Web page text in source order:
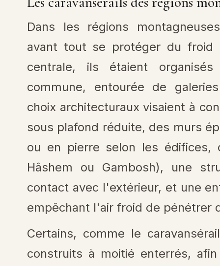
Dans les régions
avant tout se protéger du froid
centrale, ils étaient
commune, entourée de
choix architecturaux visaient à
sous plafond réduite, des murs
ou en pierre selon les édifices,
Hâshem ou Gambosh), une
contact avec l'extérieur, et une
empêchant l'air froid de pénétrer
Certains, comme le
construits à moitié enterrés,